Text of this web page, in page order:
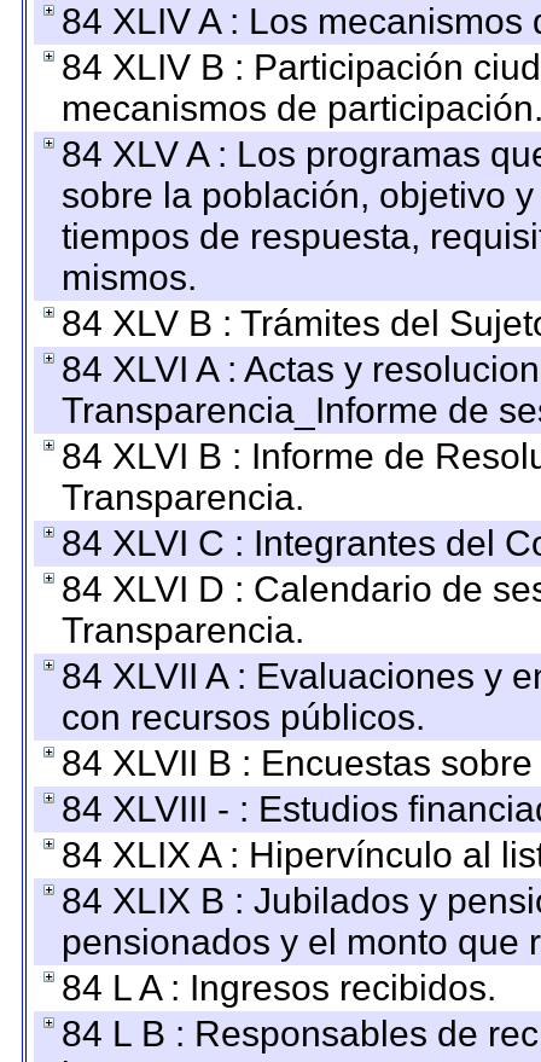
84 XLIV A : Los
84 XLIV B : Participación
mecanismos de
84 XLV A : Los programas
sobre la población, objetivo
tiempos de respuesta,
mismos.
84 XLV B : Trámites del
84 XLVI A : Actas y
Transparencia_Informe de
84 XLVI B : Informe de
Transparencia.
84 XLVI C : Integrantes del
84 XLVI D : Calendario de
Transparencia.
84 XLVII A : Evaluaciones y
con recursos públicos.
84 XLVII B : Encuestas
84 XLVIII - : Estudios
84 XLIX A : Hipervínculo al
84 XLIX B : Jubilados y
pensionados y el monto que
84 L A : Ingresos recibidos.
84 L B : Responsables de